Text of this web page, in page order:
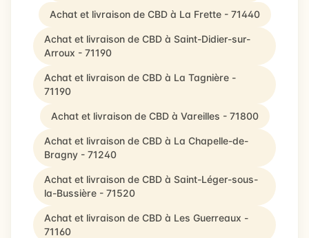
Achat et livraison de CBD à La Frette - 71440
Achat et livraison de CBD à Saint-Didier-sur-
Arroux - 71190
Achat et livraison de CBD à La Tagnière -
71190
Achat et livraison de CBD à Vareilles - 71800
Achat et livraison de CBD à La Chapelle-de-
Bragny - 71240
Achat et livraison de CBD à Saint-Léger-sous-
la-Bussière - 71520
Achat et livraison de CBD à Les Guerreaux -
71160